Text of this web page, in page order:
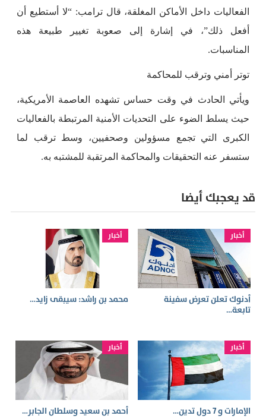
الفعاليات داخل الأماكن المغلقة، قال ترامب: “لا أستطيع أن
أفعل ذلك”، في إشارة إلى صعوبة تغيير طبيعة هذه
المناسبات.
توتر أمني وترقب للمحاكمة
ويأتي الحادث في وقت حساس تشهده العاصمة الأمريكية،
حيث يسلط الضوء على التحديات الأمنية المرتبطة بالفعاليات
الكبرى التي تجمع مسؤولين وصحفيين، وسط ترقب لما
ستسفر عنه التحقيقات والمحاكمة المرتقبة للمشتبه به.
قد يعجبك أيضا
أخبار
أدنوك تعلن تعرض سفينة
تابعة…
أخبار
محمد بن راشد: سيبقى زايد…
أخبار
الإمارات و 7 دول تدين…
أخبار
أحمد بن سعيد وسلطان الجابر…